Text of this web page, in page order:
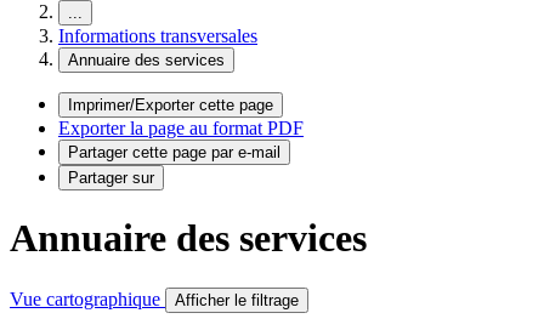
...
Informations transversales
Annuaire des services
Imprimer/Exporter cette page
Exporter la page au format PDF
Partager cette page par e-mail
Partager sur
Annuaire des services
Vue cartographique Afficher le filtrage